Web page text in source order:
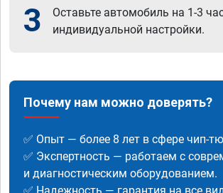
3
Оставьте автомобиль на 1-3
индивидуальной настройки.
Почему нам можно доверять?
✅ Опыт — более 8 лет в сфере чип-
✅ Экспертность — работаем с
и диагностическим оборудованием.